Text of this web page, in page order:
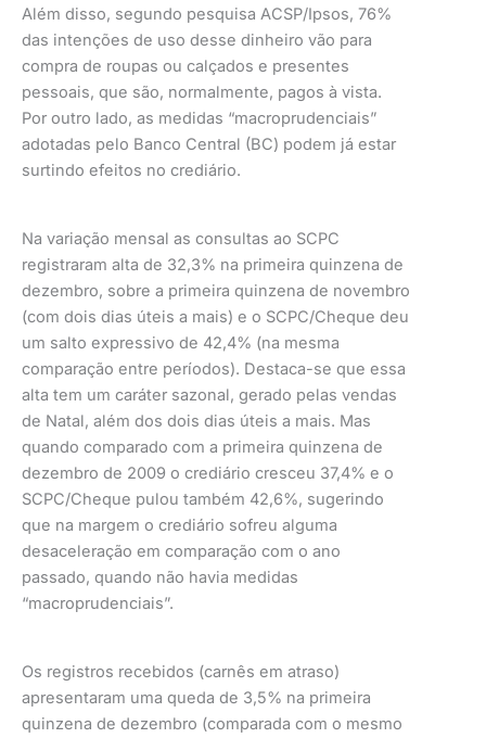
Além disso, segundo pesquisa ACSP/Ipsos, 76%
das intenções de uso desse dinheiro vão para
compra de roupas ou calçados e presentes
pessoais, que são, normalmente, pagos à vista.
Por outro lado, as medidas “macroprudenciais”
adotadas pelo Banco Central (BC) podem já estar
surtindo efeitos no crediário.
Na variação mensal as consultas ao SCPC
registraram alta de 32,3% na primeira quinzena de
dezembro, sobre a primeira quinzena de novembro
(com dois dias úteis a mais) e o SCPC/Cheque deu
um salto expressivo de 42,4% (na mesma
comparação entre períodos). Destaca-se que essa
alta tem um caráter sazonal, gerado pelas vendas
de Natal, além dos dois dias úteis a mais. Mas
quando comparado com a primeira quinzena de
dezembro de 2009 o crediário cresceu 37,4% e o
SCPC/Cheque pulou também 42,6%, sugerindo
que na margem o crediário sofreu alguma
desaceleração em comparação com o ano
passado, quando não havia medidas
“macroprudenciais”.
Os registros recebidos (carnês em atraso)
apresentaram uma queda de 3,5% na primeira
quinzena de dezembro (comparada com o mesmo